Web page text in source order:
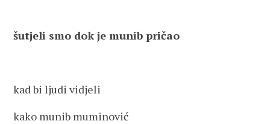
šutjeli smo dok je munib pričao
kad bi ljudi vidjeli
kako munib muminović